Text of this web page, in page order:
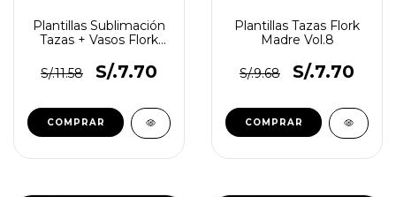
Plantillas Sublimación
Tazas + Vasos Flork
S/.11.58
S/.7.70
Plantillas Tazas Flork
Madre Vol.8
S/.9.68 S/.7.70